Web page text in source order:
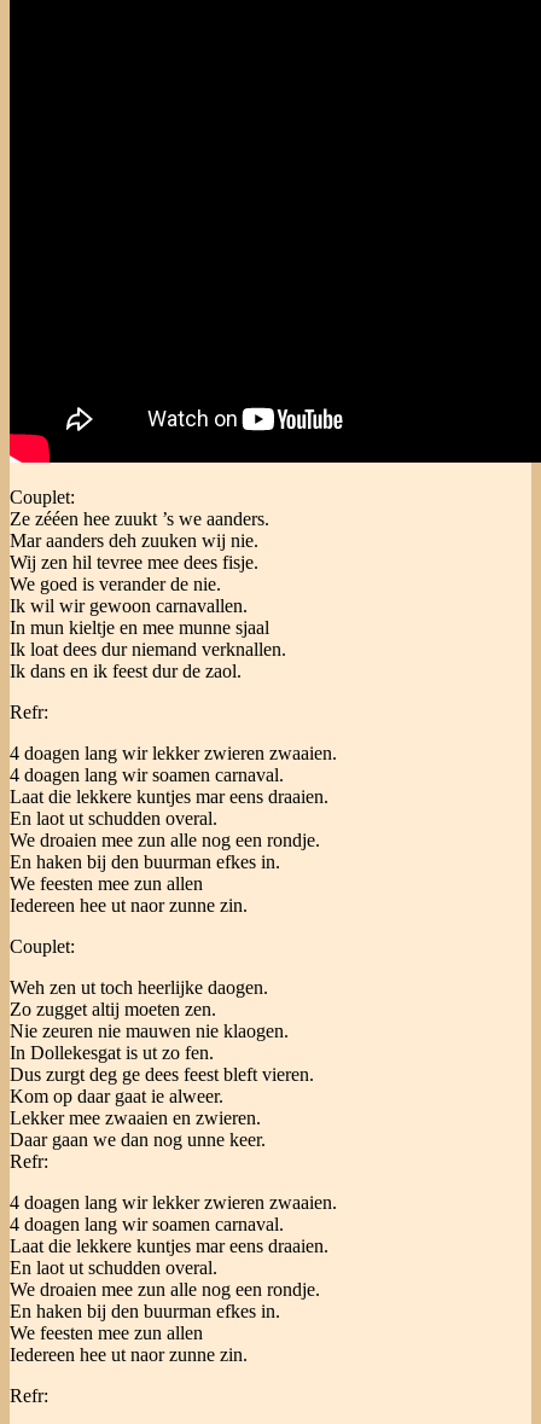
Couplet:
Ze zééen hee zuukt ’s we aanders.
Mar aanders deh zuuken wij nie.
Wij zen hil tevree mee dees fisje.
We goed is verander de nie.
Ik wil wir gewoon carnavallen.
In mun kieltje en mee munne sjaal
Ik loat dees dur niemand verknallen.
Ik dans en ik feest dur de zaol.
Refr:
4 doagen lang wir lekker zwieren zwaaien.
4 doagen lang wir soamen carnaval.
Laat die lekkere kuntjes mar eens draaien.
En laot ut schudden overal.
We droaien mee zun alle nog een rondje.
En haken bij den buurman efkes in.
We feesten mee zun allen
Iedereen hee ut naor zunne zin.
Couplet:
Weh zen ut toch heerlijke daogen.
Zo zugget altij moeten zen.
Nie zeuren nie mauwen nie klaogen.
In Dollekesgat is ut zo fen.
Dus zurgt deg ge dees feest bleft vieren.
Kom op daar gaat ie alweer.
Lekker mee zwaaien en zwieren.
Daar gaan we dan nog unne keer.
Refr:
4 doagen lang wir lekker zwieren zwaaien.
4 doagen lang wir soamen carnaval.
Laat die lekkere kuntjes mar eens draaien.
En laot ut schudden overal.
We droaien mee zun alle nog een rondje.
En haken bij den buurman efkes in.
We feesten mee zun allen
Iedereen hee ut naor zunne zin.
Refr: